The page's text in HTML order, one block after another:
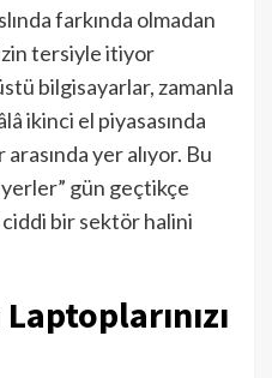
farkında olmadan
tersiyle itiyor
bilgisayarlar, zamanla
ikinci el piyasasında
yer alıyor. Bu
gün geçtikçe
bir sektör halini